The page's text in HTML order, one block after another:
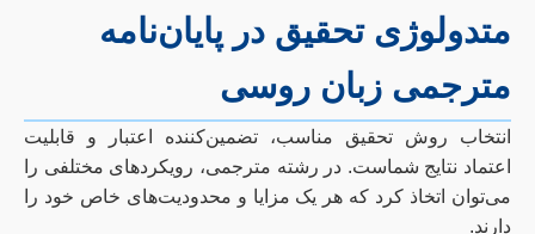
متدولوژی تحقیق در پایان‌نامه
مترجمی زبان روسی
انتخاب روش تحقیق مناسب، تضمین‌کننده اعتبار و قابلیت
اعتماد نتایج شماست. در رشته مترجمی، رویکردهای مختلفی را
می‌توان اتخاذ کرد که هر یک مزایا و محدودیت‌های خاص خود را
دارند.